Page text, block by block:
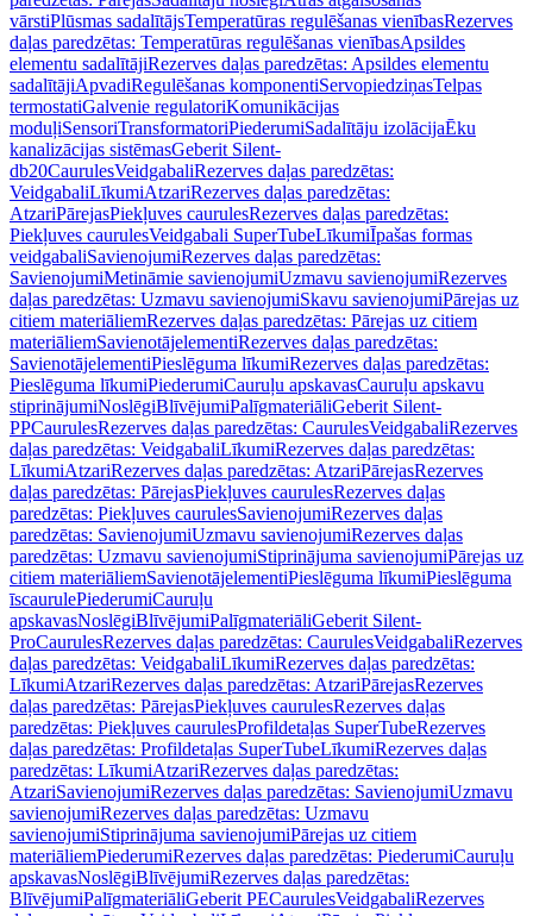
vārstiPlūsmas sadalītājsTemperatūras regulēšanas vienībasRezerves
daļas paredzētas: Temperatūras regulēšanas vienībasApsildes
elementu sadalītājiRezerves daļas paredzētas: Apsildes elementu
sadalītājiApvadiRegulēšanas komponentiServopiedziņasTelpas
termostatiGalvenie regulatoriKomunikācijas
moduļiSensoriTransformatoriPiederumiSadalītāju izolācijaĒku
kanalizācijas sistēmasGeberit Silent-
db20CaurulesVeidgabaliRezerves daļas paredzētas:
VeidgabaliLīkumiAtzariRezerves daļas paredzētas:
AtzariPārejasPiekļuves caurulesRezerves daļas paredzētas:
Piekļuves caurulesVeidgabali SuperTubeLīkumiĪpašas formas
veidgabaliSavienojumiRezerves daļas paredzētas:
SavienojumiMetināmie savienojumiUzmavu savienojumiRezerves
daļas paredzētas: Uzmavu savienojumiSkavu savienojumiPārejas uz
citiem materiāliemRezerves daļas paredzētas: Pārejas uz citiem
materiāliemSavienotājelementiRezerves daļas paredzētas:
SavienotājelementiPieslēguma līkumiRezerves daļas paredzētas:
Pieslēguma līkumiPiederumiCauruļu apskavasCauruļu apskavu
stiprinājumiNoslēgiBlīvējumiPalīgmateriāliGeberit Silent-
PPCaurulesRezerves daļas paredzētas: CaurulesVeidgabaliRezerves
daļas paredzētas: VeidgabaliLīkumiRezerves daļas paredzētas:
LīkumiAtzariRezerves daļas paredzētas: AtzariPārejasRezerves
daļas paredzētas: PārejasPiekļuves caurulesRezerves daļas
paredzētas: Piekļuves caurulesSavienojumiRezerves daļas
paredzētas: SavienojumiUzmavu savienojumiRezerves daļas
paredzētas: Uzmavu savienojumiStiprinājuma savienojumiPārejas uz
citiem materiāliemSavienotājelementiPieslēguma līkumiPieslēguma
īscaurulePiederumiCauruļu
apskavasNoslēgiBlīvējumiPalīgmateriāliGeberit Silent-
ProCaurulesRezerves daļas paredzētas: CaurulesVeidgabaliRezerves
daļas paredzētas: VeidgabaliLīkumiRezerves daļas paredzētas:
LīkumiAtzariRezerves daļas paredzētas: AtzariPārejasRezerves
daļas paredzētas: PārejasPiekļuves caurulesRezerves daļas
paredzētas: Piekļuves caurulesProfildetaļas SuperTubeRezerves
daļas paredzētas: Profildetaļas SuperTubeLīkumiRezerves daļas
paredzētas: LīkumiAtzariRezerves daļas paredzētas:
AtzariSavienojumiRezerves daļas paredzētas: SavienojumiUzmavu
savienojumiRezerves daļas paredzētas: Uzmavu
savienojumiStiprinājuma savienojumiPārejas uz citiem
materiāliemPiederumiRezerves daļas paredzētas: PiederumiCauruļu
apskavasNoslēgiBlīvējumiRezerves daļas paredzētas:
BlīvējumiPalīgmateriāliGeberit PECaurulesVeidgabaliRezerves